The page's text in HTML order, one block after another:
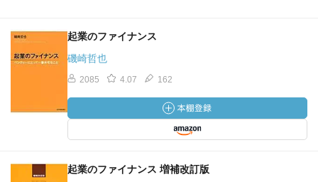
起業のファイナンス
磯崎哲也
2085 4.07 162
起業のファイナンス 増補改訂版